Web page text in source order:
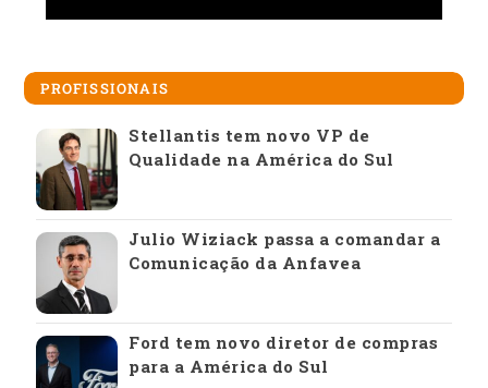
PROFISSIONAIS
Stellantis tem novo VP de
Qualidade na América do Sul
Julio Wiziack passa a comandar a
Comunicação da Anfavea
Ford tem novo diretor de compras
para a América do Sul